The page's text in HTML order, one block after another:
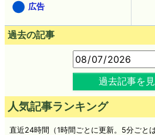
広告
過去の記事
過去記事を
人気記事ランキング
直近24時間（1時間ごとに更新。5分ごと